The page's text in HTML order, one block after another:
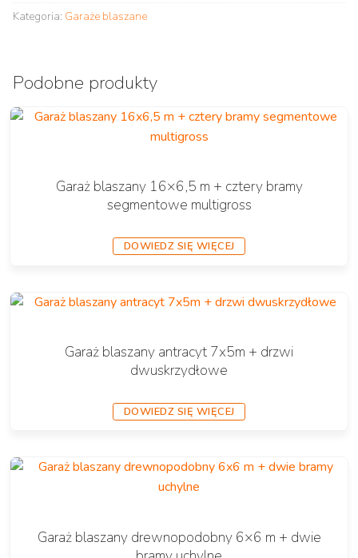
Kategoria: Garaże blaszane
Podobne produkty
Garaż blaszany 16×6,5 m + cztery bramy
segmentowe multigross
DOWIEDZ SIĘ WIĘCEJ
Garaż blaszany antracyt 7x5m + drzwi
dwuskrzydłowe
DOWIEDZ SIĘ WIĘCEJ
Garaż blaszany drewnopodobny 6×6 m + dwie